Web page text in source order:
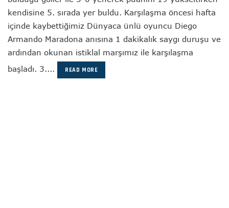
kendisine 5. sırada yer buldu. Karşılaşma öncesi hafta
içinde kaybettiğimiz Dünyaca ünlü oyuncu Diego
Armando Maradona anısına 1 dakikalık saygı duruşu ve
ardından okunan istiklal marşımız ile karşılaşma
başladı. 3....
READ MORE